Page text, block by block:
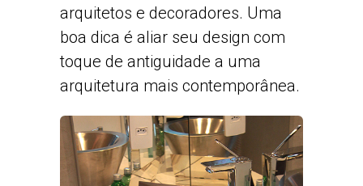
arquitetos e decoradores. Uma
boa dica é aliar seu design com
toque de antiguidade a uma
arquitetura mais contemporânea.